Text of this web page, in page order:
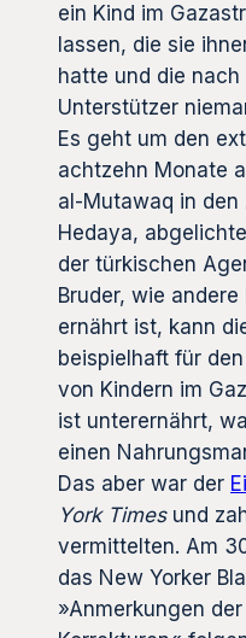
ein Kind im
lassen, die sie
hatte und die
Unterstützer
Es geht um den
achtzehn Monate
al-Mutawaq in
Hedaya,
der türkischen
Bruder, wie
ernährt ist, kann
beispielhaft für
von Kindern im
ist unterernährt,
einen
Das aber war der
York Timesund
vermittelten. Am
das New Yorker
»Anmerkungen